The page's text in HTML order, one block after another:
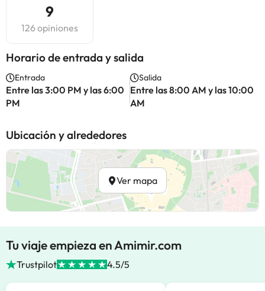
9
126 opiniones
Horario de entrada y salida
Entrada
Entre las 3:00 PM y las 6:00
PM
Salida
Entre las 8:00 AM y las 10:00
AM
Ubicación y alrededores
Ver mapa
Tu viaje empieza en Amimir.com
Trustpilot 4.5/5